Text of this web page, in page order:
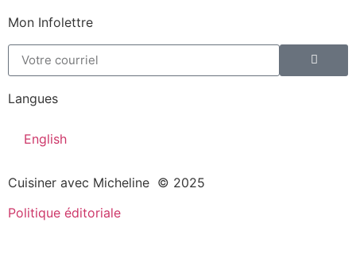
Mon Infolettre
Langues
English
Cuisiner avec Micheline © 2025
Politique éditoriale